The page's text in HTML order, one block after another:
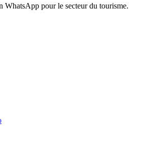
WhatsApp pour le secteur du tourisme.